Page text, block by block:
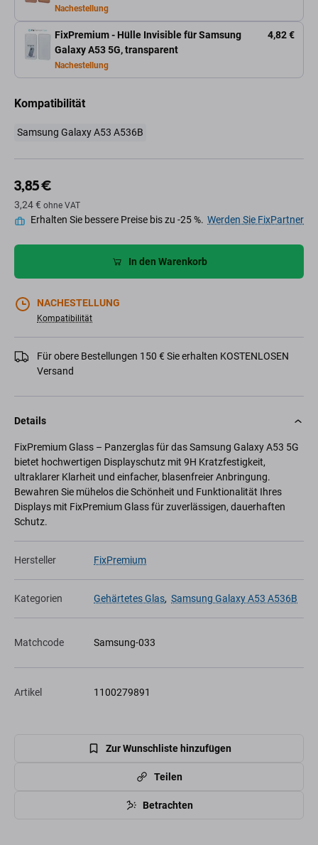
Nachestellung
FixPremium - Hülle Invisible für Samsung
Galaxy A53 5G, transparent
4,82 €
Nachestellung
Kompatibilität
Samsung Galaxy A53 A536B
3,85 €
3,24 € ohne VAT
Erhalten Sie bessere Preise bis zu -25 %. Werden Sie FixPartner
In den Warenkorb
NACHESTELLUNG
Kompatibilität
Für obere Bestellungen 150 € Sie erhalten KOSTENLOSEN
Versand
Details
FixPremium Glass – Panzerglas für das Samsung Galaxy A53 5G
bietet hochwertigen Displayschutz mit 9H Kratzfestigkeit,
ultraklarer Klarheit und einfacher, blasenfreier Anbringung.
Bewahren Sie mühelos die Schönheit und Funktionalität Ihres
Displays mit FixPremium Glass für zuverlässigen, dauerhaften
Schutz.
Hersteller FixPremium
Kategorien Gehärtetes Glas, Samsung Galaxy A53 A536B
Matchcode Samsung-033
Artikel 1100279891
Zur Wunschliste hinzufügen
Teilen
Betrachten